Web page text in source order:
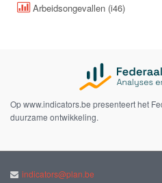
Arbeidsongevallen (i46)
Op www.indicators.be presenteert het
duurzame ontwikkeling.
indicators@plan.be